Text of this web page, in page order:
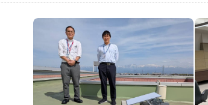
の業務調整員2人を対象とした機器設置